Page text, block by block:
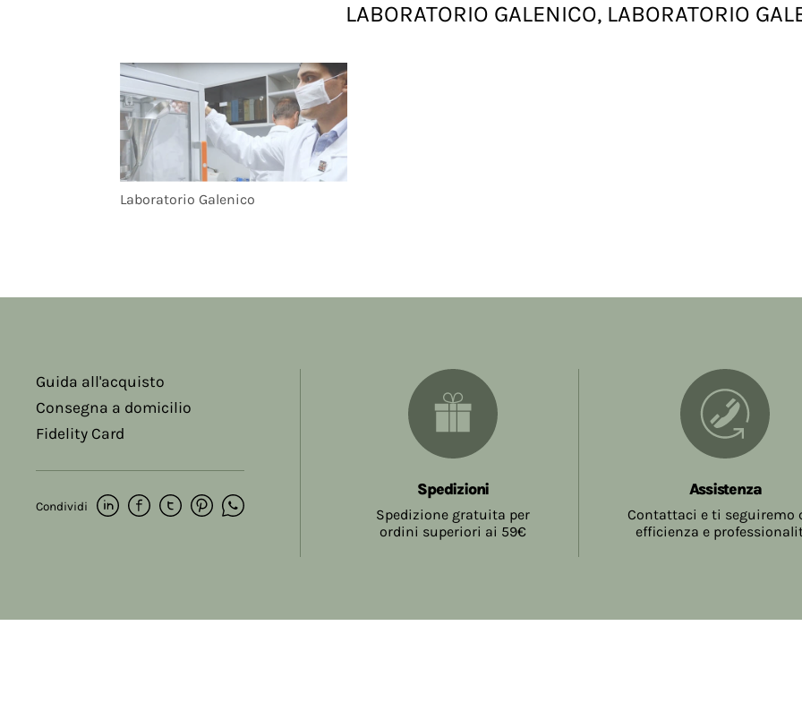
LABORATORIO GALENICO, LABORATORIO
Laboratorio Galenico
Guida all'acquisto
Consegna a domicilio
Fidelity Card
Condividi
Spedizioni
Spedizione gratuita per
ordini superiori ai 59€
Assistenza
Contattaci e ti seguiremo
efficienza e